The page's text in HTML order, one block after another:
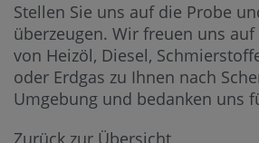
Stellen Sie uns auf die Probe
überzeugen. Wir freuen uns
von Heizöl, Diesel,
oder Erdgas zu Ihnen nach
Umgebung und bedanken uns
Zurück zur Übersicht